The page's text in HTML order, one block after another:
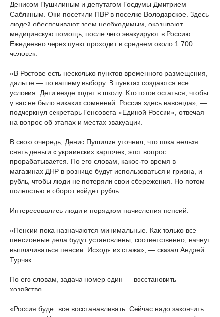
Денисом Пушилиным и депутатом Госдумы Дмитрием
Саблиным. Они посетили ПВР в поселке Володарское. Здесь
людей обеспечивают всем необходимым, оказывают
медицинскую помощь, после чего эвакуируют в Россию.
Ежедневно через пункт проходит в среднем около 1 700
человек.
«В Ростове есть несколько пунктов временного размещения,
дальше — по вашему выбору. В пунктах создаются все
условия. Дети везде ходят в школу. Кто готов остаться, чтобы
у вас не было никаких сомнений: Россия здесь навсегда», —
подчеркнул секретарь Генсовета «Единой России», отвечая
на вопрос об этапах и местах эвакуации.
В свою очередь, Денис Пушилин уточнил, что пока нельзя
снять деньги с украинских карточек, этот вопрос
прорабатывается. По его словам, какое-то время в
магазинах ДНР в рознице будут использоваться и гривна, и
рубль, чтобы люди не потеряли свои сбережения. Но потом
полностью в оборот войдет рубль.
Интересовались люди и порядком начисления пенсий.
«Пенсии пока назначаются минимальные. Как только все
пенсионные дела будут установлены, соответственно, начнут
выплачиваться пенсии. Исходя из стажа», — сказал Андрей
Турчак.
По его словам, задача номер один — восстановить
хозяйство.
«Россия будет все восстанавливать. Сейчас надо закончить